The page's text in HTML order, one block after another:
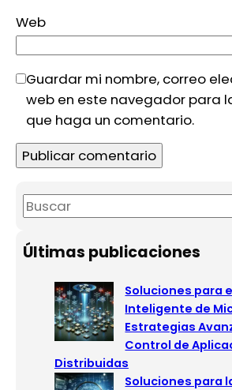
Web
Guardar mi nombre, correo
web en este navegador para
que haga un comentario.
S
e
a
Últimas publicaciones
Soluciones para
Inteligente de
Estrategias
Control de
Distribuidas
Soluciones para